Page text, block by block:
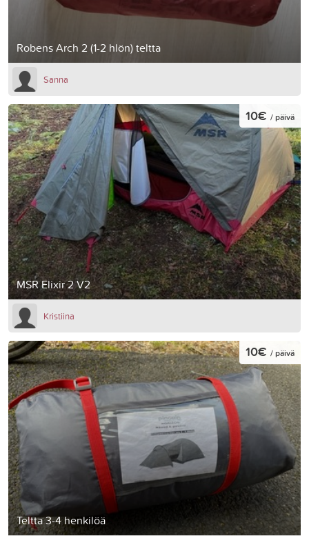
Robens Arch 2 (1-2 hlön) teltta
Sanna
MSR Elixir 2 V2
10€ / päivä
Kristiina
Teltta 3-4 henkilöä
10€ / päivä